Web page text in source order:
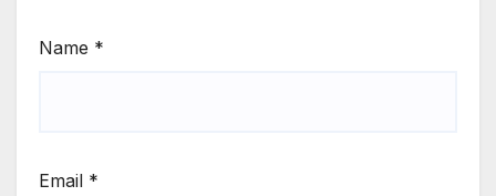
Name *
Email *